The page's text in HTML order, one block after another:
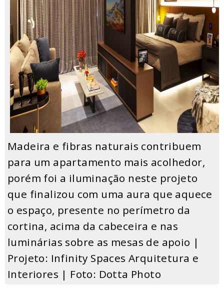
Madeira e fibras naturais contribuem
para um apartamento mais acolhedor,
porém foi a iluminação neste projeto
que finalizou com uma aura que aquece
o espaço, presente no perímetro da
cortina, acima da cabeceira e nas
luminárias sobre as mesas de apoio |
Projeto: Infinity Spaces Arquitetura e
Interiores | Foto: Dotta Photo